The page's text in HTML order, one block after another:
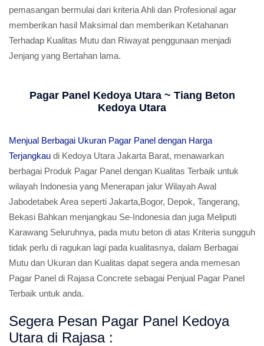
pemasangan bermulai dari kriteria Ahli dan Profesional agar
memberikan hasil Maksimal dan memberikan Ketahanan
Terhadap Kualitas Mutu dan Riwayat penggunaan menjadi
Jenjang yang Bertahan lama.
Pagar Panel Kedoya Utara ~ Tiang Beton
Kedoya Utara
Menjual Berbagai Ukuran Pagar Panel dengan Harga
Terjangkau di Kedoya Utara Jakarta Barat, menawarkan
berbagai Produk Pagar Panel dengan Kualitas Terbaik untuk
wilayah Indonesia yang Menerapan jalur Wilayah Awal
Jabodetabek Area seperti Jakarta,Bogor, Depok, Tangerang,
Bekasi Bahkan menjangkau Se-Indonesia dan juga Meliputi
Karawang Seluruhnya, pada mutu beton di atas Kriteria sungguh
tidak perlu di ragukan lagi pada kualitasnya, dalam Berbagai
Mutu dan Ukuran dan Kualitas dapat segera anda memesan
Pagar Panel di Rajasa Concrete sebagai Penjual Pagar Panel
Terbaik untuk anda.
Segera Pesan Pagar Panel Kedoya
Utara di Rajasa :